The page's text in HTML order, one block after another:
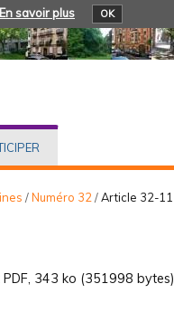
En savoir plus OK
/Numéro 32 /Article 32-11
343 ko (351998 bytes)